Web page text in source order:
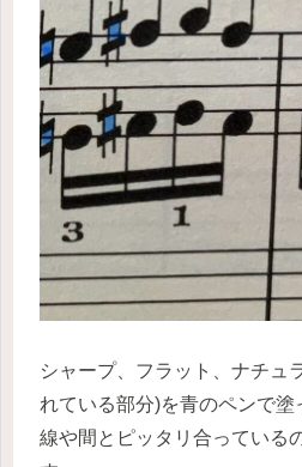
シャープ、フラット、ナチュ
れている部分)を青のペンで
線や間とピッタリ合っている